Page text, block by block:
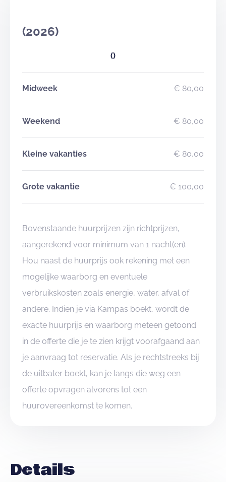
(2026)
()
Midweek € 80,00
Weekend € 80,00
Kleine vakanties € 80,00
Grote vakantie € 100,00
Bovenstaande huurprijzen zijn richtprijzen,
aangerekend voor minimum van 1 nacht(en).
Hou naast de huurprijs ook rekening met een
mogelijke waarborg en eventuele
verbruikskosten zoals energie, water, afval of
andere. Indien je via Kampas boekt, wordt de
exacte huurprijs en waarborg meteen getoond
in de offerte die je te zien krijgt voorafgaand aan
je aanvraag tot reservatie. Als je rechtstreeks bij
de uitbater boekt, kan je langs die weg een
offerte opvragen alvorens tot een
huurovereenkomst te komen.
Details